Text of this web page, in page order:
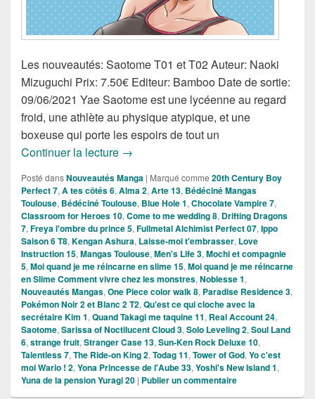
Les nouveautés: Saotome T01 et T02 Auteur: Naoki
Mizuguchi Prix: 7.50€ Editeur: Bamboo Date de sortie:
09/06/2021 Yae Saotome est une lycéenne au regard
froid, une athlète au physique atypique, et une
boxeuse qui porte les espoirs de tout un
Continuer la lecture Nouveautés Mangas de la semaine
→
Posté dansNouveautés Manga | Marqué comme 20th Century Boy
Perfect 7, A tes côtés 6, Alma 2, Arte 13, Bédéciné Mangas
Toulouse, Bédéciné Toulouse, Blue Hole 1, Chocolate Vampire 7,
Classroom for Heroes 10, Come to me wedding 8, Drifting Dragons
7, Freya l'ombre du prince 5, Fullmetal Alchimist Perfect 07, Ippo
Saison 6 T8, Kengan Ashura, Laisse-moi t'embrasser, Love
Instruction 15, Mangas Toulouse, Men's Life 3, Mochi et compagnie
5, Moi quand je me réincarne en slime 15, Moi quand je me réincarne
en Slime Comment vivre chez les monstres, Noblesse 1,
Nouveautés Mangas, One Piece color walk 8, Paradise Residence 3,
Pokémon Noir 2 et Blanc 2 T2, Qu'est ce qui cloche avec la
secrétaire Kim 1, Quand Takagi me taquine 11, Real Account 24,
Saotome, Sarissa of Noctilucent Cloud 3, Solo Leveling 2, Soul Land
6, strange fruit, Stranger Case 13, Sun-Ken Rock Deluxe 10,
Talentless 7, The Ride-on King 2, Todag 11, Tower of God, Yo c'est
moi Wario ! 2, Yona Princesse de l'Aube 33, Yoshi's New Island 1,
Yuna de la pension Yuragi 20 | Publier un commentaire